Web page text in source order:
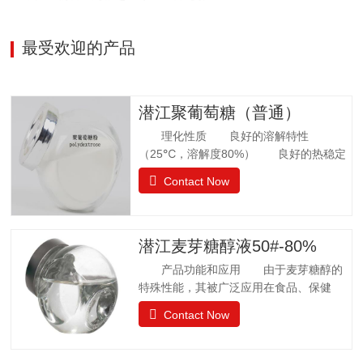
最受欢迎的产品
潜江聚葡萄糖（普通）
理化性质 良好的溶解特性
（25℃，溶解度80%） 良好的热稳定
性 环境湿度高，充分吸水 法规
许可 57个国家批准应用聚葡萄糖.
聚葡萄糖质量标准 GB25541-2010项目
葡萄糖(以干基、无灰分品计), w/%
≥90.0 干燥减量，w
Contact Now
潜江麦芽糖醇液50#-80%
产品功能和应用 由于麦芽糖醇的
特殊性能，其被广泛应用在食品、保健
品、日常卫生品种，例如冰淇淋、果汁制
品、饼干、酱菜、糖果等。 麦芽糖醇
Contact Now